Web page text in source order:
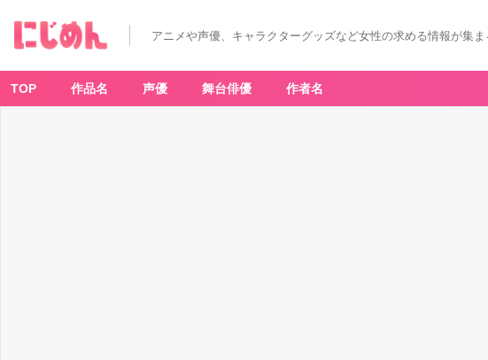
アニメや声優、キャラクターグッズなど女性の求める情報が集ま
TOP 作品名 声優 舞台俳優 作者名